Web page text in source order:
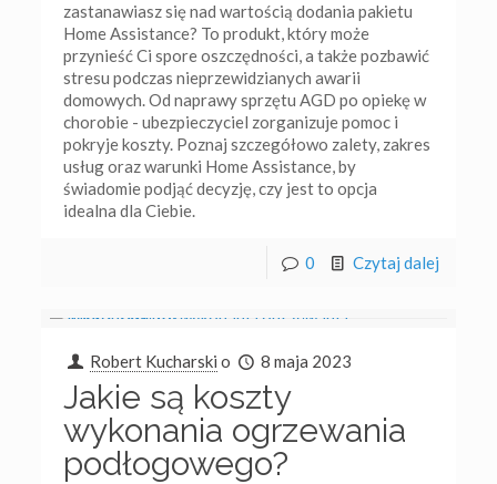
zastanawiasz się nad wartością dodania pakietu
Home Assistance? To produkt, który może
przynieść Ci spore oszczędności, a także pozbawić
stresu podczas nieprzewidzianych awarii
domowych. Od naprawy sprzętu AGD po opiekę w
chorobie - ubezpieczyciel zorganizuje pomoc i
pokryje koszty. Poznaj szczegółowo zalety, zakres
usług oraz warunki Home Assistance, by
świadomie podjąć decyzję, czy jest to opcja
idealna dla Ciebie.
0 Czytaj dalej
Robert Kucharski o 8 maja 2023
Jakie są koszty
wykonania ogrzewania
podłogowego?